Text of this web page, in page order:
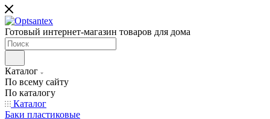
Готовый интернет-магазин товаров для дома
Каталог
По всему сайту
По каталогу
Каталог
Баки пластиковые